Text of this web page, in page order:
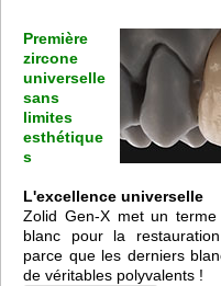
Première
zircone
universelle
sans
limites
esthétique
s
L'excellence universelle
Zolid Gen-X met un
blanc pour la
parce que les derniers
de véritables polyvalents !